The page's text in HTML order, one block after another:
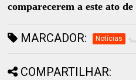
comparecerem a este ato
MARCADOR: Notícias
COMPARTILHAR: